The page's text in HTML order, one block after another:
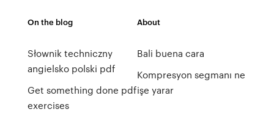
On the blog
Słownik techniczny
angielsko polski pdf
Get something done pdf
exercises
About
Bali buena cara
Kompresyon segmanı ne
işe yarar